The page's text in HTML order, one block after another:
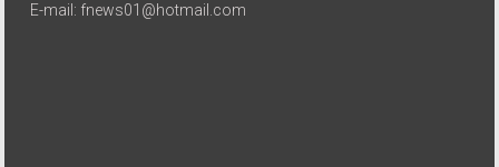
E-mail: fnews01@hotmail.com